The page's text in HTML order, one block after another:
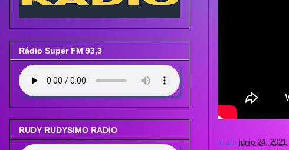
a la/s junio 24, 2021
Rádio Super FM 93,3
RUDY RUDYSIMO RADIO